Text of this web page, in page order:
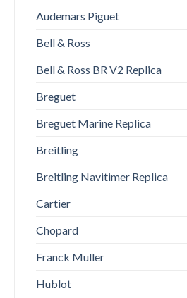
Audemars Piguet
Bell & Ross
Bell & Ross BR V2 Replica
Breguet
Breguet Marine Replica
Breitling
Breitling Navitimer Replica
Cartier
Chopard
Franck Muller
Hublot